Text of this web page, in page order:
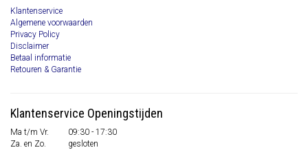
Klantenservice
Algemene voorwaarden
Privacy Policy
Disclaimer
Betaal informatie
Retouren & Garantie
Klantenservice Openingstijden
Ma t/m Vr.
09:30 - 17:30
Za. en Zo.
gesloten